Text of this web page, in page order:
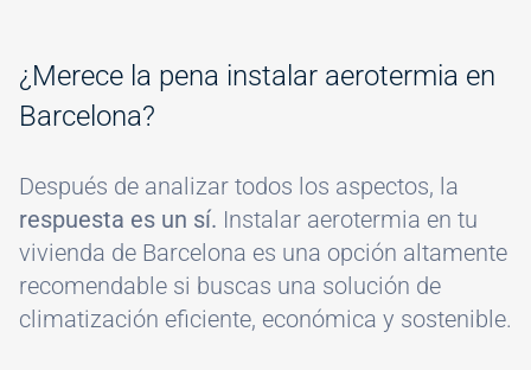
¿Merece la pena instalar aerotermia en
Barcelona?
Después de analizar todos los aspectos, la
respuesta es un sí. Instalar aerotermia en tu
vivienda de Barcelona es una opción altamente
recomendable si buscas una solución de
climatización eficiente, económica y sostenible.